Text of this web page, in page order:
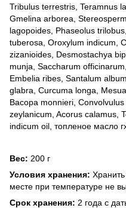
Tribulus terrestris, Teramnus
Gmelina arborea,
lagopoides, Phaseolus
tuberosa, Oroxylum indicum,
zizanioides, Desmostachya
munja, Saccharum
Embelia ribes, Santalum
glabra, Curcuma longa,
Bacopa monnieri,
zeylanicum, Acorus calamus,
indicum oil, топленое масло
Вес: 200 г
Условия хранения:
месте при температуре не
Срок хранения: 2 года с